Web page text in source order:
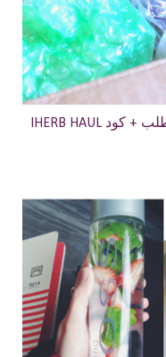
IHERB HAUL مشترياتي من آي هيرب + طريقة الطلب + كود